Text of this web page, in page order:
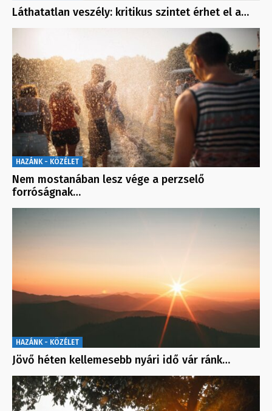
Láthatatlan veszély: kritikus szintet érhet el a…
HAZÁNK - KÖZÉLET
Nem mostanában lesz vége a perzselő
forróságnak…
HAZÁNK - KÖZÉLET
Jövő héten kellemesebb nyári idő vár ránk…